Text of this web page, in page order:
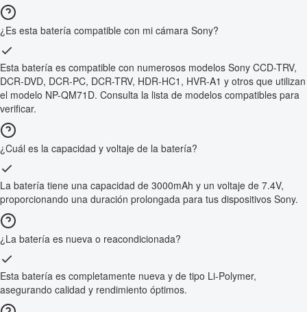
¿Es esta batería compatible con mi cámara Sony?
Esta batería es compatible con numerosos modelos Sony CCD-TRV,
DCR-DVD, DCR-PC, DCR-TRV, HDR-HC1, HVR-A1 y otros que utilizan
el modelo NP-QM71D. Consulta la lista de modelos compatibles para
verificar.
¿Cuál es la capacidad y voltaje de la batería?
La batería tiene una capacidad de 3000mAh y un voltaje de 7.4V,
proporcionando una duración prolongada para tus dispositivos Sony.
¿La batería es nueva o reacondicionada?
Esta batería es completamente nueva y de tipo Li-Polymer,
asegurando calidad y rendimiento óptimos.